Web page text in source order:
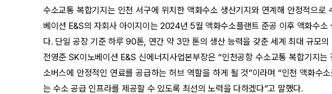
수소교통 복합기지는 인천 서구에 위치한 액화수소 생산기지와 연계해 안정적으로
베이션 E&S의 자회사 아이지이는 2024년 5월 액화수소플랜트 준공 이후 액화수소
다. 단일 공장 기준 하루 90톤, 연간 약 3만 톤의 생산 능력을 갖춘 세계 최대 규모의
전영준 SK이노베이션 E&S 신에너지사업본부장은 “인천공항 수소교통 복합기지
소버스에 안정적인 연료를 공급하는 허브 역할을 하게 될 것”이라며 “인천 액화수
는 수소 공급 인프라를 제공할 수 있도록 최선의 노력을 다하겠다”고 말했다.